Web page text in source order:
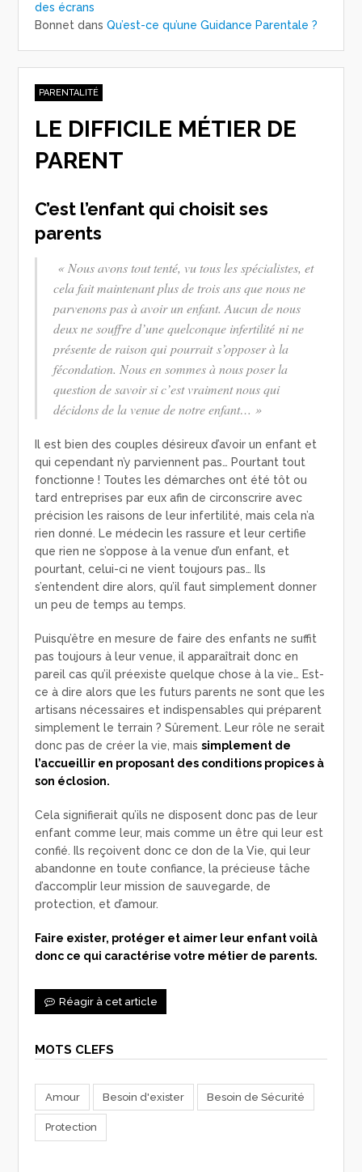
des écrans
Bonnet dansQu’est-ce qu’une Guidance Parentale ?
PARENTALITÉ
LE DIFFICILE MÉTIER DE
PARENT
C’est l’enfant qui choisit ses
parents
« Nous avons tout tenté, vu tous les spécialistes, et
cela fait maintenant plus de trois ans que nous ne
parvenons pas à avoir un enfant. Aucun de nous
deux ne souffre d’une quelconque infertilité ni ne
présente de raison qui pourrait s’opposer à la
fécondation. Nous en sommes à nous poser la
question de savoir si c’est vraiment nous qui
décidons de la venue de notre enfant… »
Il est bien des couples désireux d’avoir un enfant et
qui cependant n’y parviennent pas… Pourtant tout
fonctionne ! Toutes les démarches ont été tôt ou
tard entreprises par eux afin de circonscrire avec
précision les raisons de leur infertilité, mais cela n’a
rien donné. Le médecin les rassure et leur certifie
que rien ne s’oppose à la venue d’un enfant, et
pourtant, celui-ci ne vient toujours pas… Ils
s’entendent dire alors, qu’il faut simplement donner
un peu de temps au temps.
Puisqu’être en mesure de faire des enfants ne suffit
pas toujours à leur venue, il apparaîtrait donc en
pareil cas qu’il préexiste quelque chose à la vie… Est-
ce à dire alors que les futurs parents ne sont que les
artisans nécessaires et indispensables qui préparent
simplement le terrain ? Sûrement. Leur rôle ne serait
donc pas de créer la vie, maissimplement de
l’accueillir en proposant des conditions propices à
son éclosion.
Cela signifierait qu’ils ne disposent donc pas de leur
enfant comme leur, mais comme un être qui leur est
confié. Ils reçoivent donc ce don de la Vie, qui leur
abandonne en toute confiance, la précieuse tâche
d’accomplir leur mission de sauvegarde, de
protection, et d’amour.
Faire exister, protéger et aimer leur enfant voilà
donc ce qui caractérise votre métier de parents.
Réagir à cet article
MOTS CLEFS
Amour Besoin d'exister Besoin de Sécurité
Protection